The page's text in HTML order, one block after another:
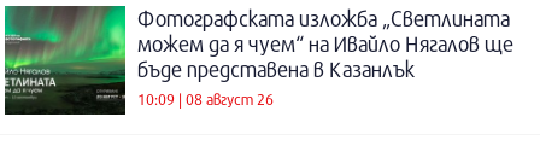
Фотографската изложба „Светлината
можем да я чуем“ на Ивайло Нягалов ще
бъде представена в Казанлък
10:09 | 08 август 26